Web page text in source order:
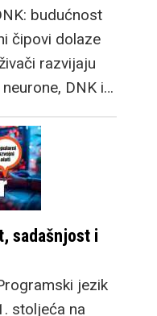
budućnost
čipovi dolaze
razvijaju
DNK i…
sadašnjost i
jezik
stoljeća na